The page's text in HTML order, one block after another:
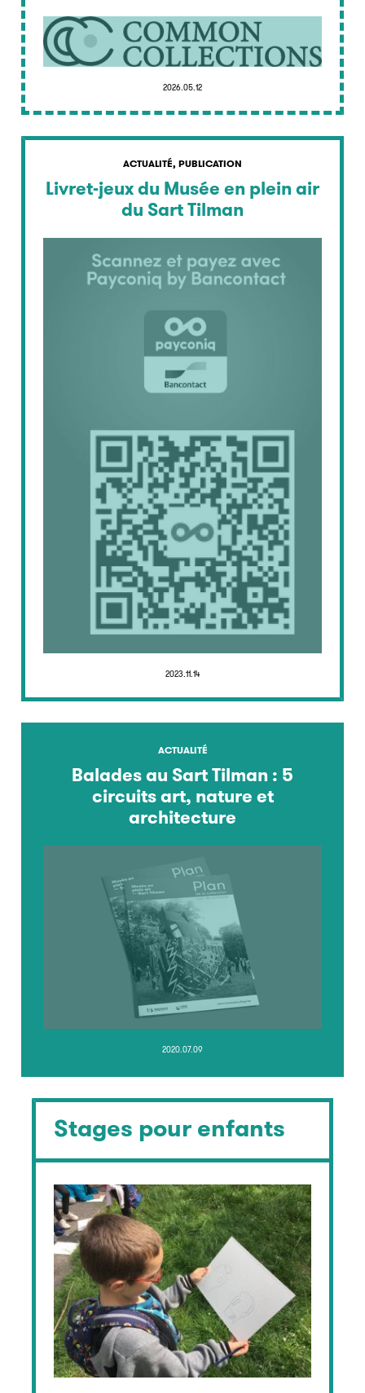
2026.05.12
ACTUALITÉ, PUBLICATION
Livret-jeux du Musée en plein air
du Sart Tilman
2023.11.14
ACTUALITÉ
Balades au Sart Tilman : 5
circuits art, nature et
architecture
2020.07.09
Stages pour enfants